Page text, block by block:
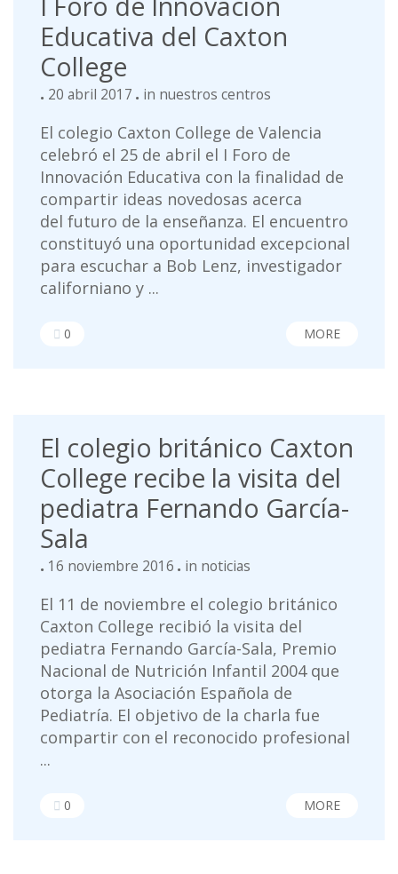
Educativa del Caxton
College
20 abril 2017 in nuestros centros
El colegio Caxton College de Valencia
celebró el 25 de abril el I Foro de
Innovación Educativa con la finalidad de
compartir ideas novedosas acerca
del futuro de la enseñanza. El encuentro
constituyó una oportunidad excepcional
para escuchar a Bob Lenz, investigador
californiano y ...
0 MORE
El colegio británico Caxton
College recibe la visita del
pediatra Fernando García-
Sala
16 noviembre 2016 in noticias
El 11 de noviembre el colegio británico
Caxton College recibió la visita del
pediatra Fernando García-Sala, Premio
Nacional de Nutrición Infantil 2004 que
otorga la Asociación Española de
Pediatría. El objetivo de la charla fue
compartir con el reconocido profesional
...
0 MORE